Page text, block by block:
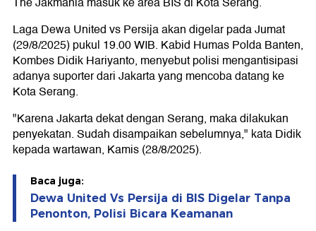
Laga Dewa United vs Persija akan digelar pada Jumat
(29/8/2025) pukul 19.00 WIB. Kabid Humas Polda Banten,
Kombes Didik Hariyanto, menyebut polisi mengantisipasi
adanya suporter dari Jakarta yang mencoba datang ke
Kota Serang.
"Karena Jakarta dekat dengan Serang, maka dilakukan
penyekatan. Sudah disampaikan sebelumnya," kata Didik
kepada wartawan, Kamis (28/8/2025).
Baca juga:
Dewa United Vs Persija di BIS Digelar Tanpa
Penonton, Polisi Bicara Keamanan